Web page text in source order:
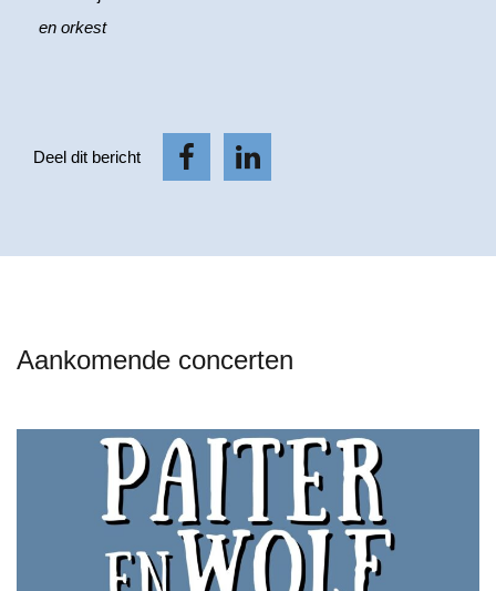
en orkest
Deel dit bericht
Aankomende concerten